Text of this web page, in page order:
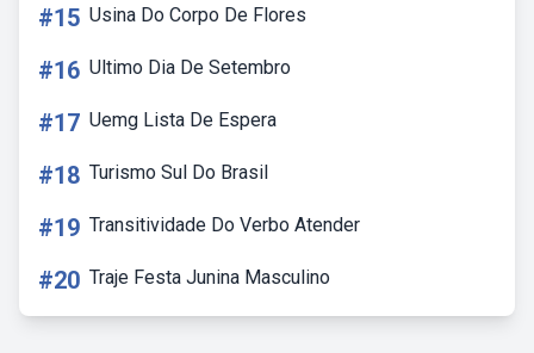
#15 Usina Do Corpo De Flores
#16 Ultimo Dia De Setembro
#17 Uemg Lista De Espera
#18 Turismo Sul Do Brasil
#19 Transitividade Do Verbo Atender
#20 Traje Festa Junina Masculino